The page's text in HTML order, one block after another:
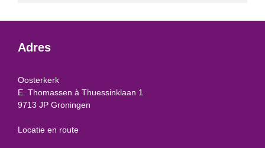
Adres
Oosterkerk
E. Thomassen à Thuessinklaan 1
9713 JP Groningen
Locatie en route